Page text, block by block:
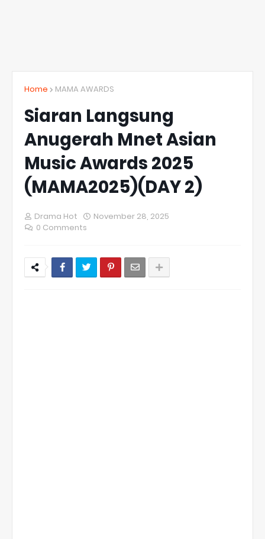
Home MAMA AWARDS
Siaran Langsung
Anugerah Mnet Asian
Music Awards 2025
(MAMA2025)(DAY 2)
Drama Hot
November 28, 2025
0 Comments